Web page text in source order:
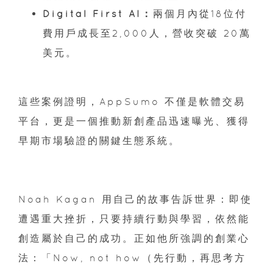
Digital First AI： 兩個月內從18位付
費用戶成長至2,000人，營收突破 20萬
美元。
這些案例證明，AppSumo 不僅是軟體交易
平台，更是一個推動新創產品迅速曝光、獲得
早期市場驗證的關鍵生態系統。
Noah Kagan 用自己的故事告訴世界：即使
遭遇重大挫折，只要持續行動與學習，依然能
創造屬於自己的成功。正如他所強調的創業心
法：「Now, not how（先行動，再思考方